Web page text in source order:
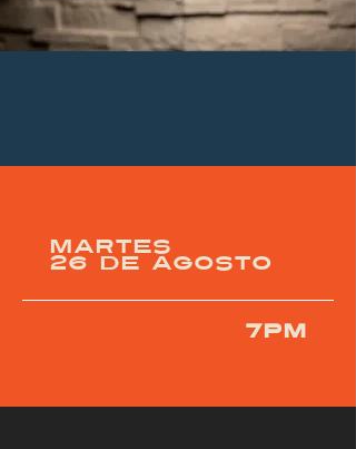
MARTES
26 DE AGOSTO
7PM